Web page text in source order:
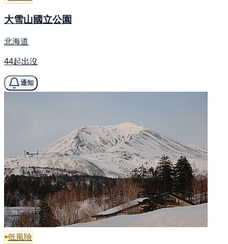
大雪山國立公園
北海道
44起出沒
通知
低風險